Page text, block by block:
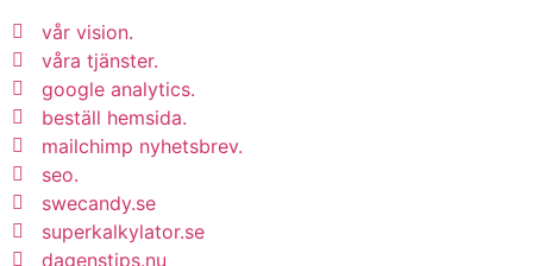
vår vision.
våra tjänster.
google analytics.
beställ hemsida.
mailchimp nyhetsbrev.
seo.
swecandy.se
superkalkylator.se
dagenstips.nu